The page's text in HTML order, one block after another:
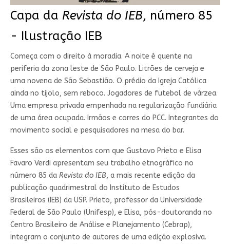
Capa da Revista do IEB, número 85
- Ilustração IEB
Começa com o direito à moradia. A noite é quente na
periferia da zona leste de São Paulo. Litrões de cerveja e
uma novena de São Sebastião. O prédio da Igreja Católica
ainda no tijolo, sem reboco. Jogadores de futebol de várzea.
Uma empresa privada empenhada na regularização fundiária
de uma área ocupada. Irmãos e corres do PCC. Integrantes do
movimento social e pesquisadores na mesa do bar.
Esses são os elementos com que Gustavo Prieto e Elisa
Favaro Verdi apresentam seu trabalho etnográfico no
número 85 da Revista do IEB, a mais recente edição da
publicação quadrimestral do Instituto de Estudos
Brasileiros (IEB) da USP. Prieto, professor da Universidade
Federal de São Paulo (Unifesp), e Elisa, pós-doutoranda no
Centro Brasileiro de Análise e Planejamento (Cebrap),
integram o conjunto de autores de uma edição explosiva.